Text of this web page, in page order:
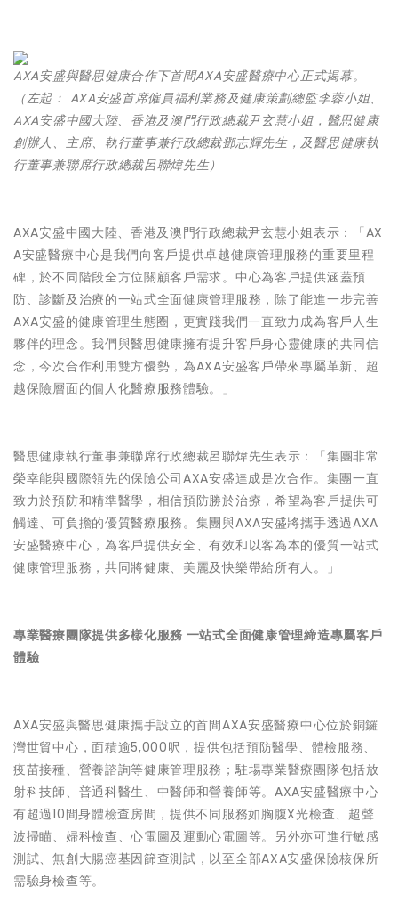
AXA安盛與醫思健康合作下首間AXA安盛醫療中心正式揭幕。
（左起： AXA安盛首席僱員福利業務及健康策劃總監李蓉小姐、
AXA安盛中國大陸、香港及澳門行政總裁尹玄慧小姐，醫思健康
創辦人、主席、執行董事兼行政總裁鄧志輝先生，及醫思健康執
行董事兼聯席行政總裁呂聯煒先生）
AXA安盛中國大陸、香港及澳門行政總裁尹玄慧小姐表示：「AX
A安盛醫療中心是我們向客戶提供卓越健康管理服務的重要里程
碑，於不同階段全方位關顧客戶需求。中心為客戶提供涵蓋預
防、診斷及治療的一站式全面健康管理服務，除了能進一步完善
AXA安盛的健康管理生態圈，更實踐我們一直致力成為客戶人生
夥伴的理念。我們與醫思健康擁有提升客戶身心靈健康的共同信
念，今次合作利用雙方優勢，為AXA安盛客戶帶來專屬革新、超
越保險層面的個人化醫療服務體驗。」
醫思健康執行董事兼聯席行政總裁呂聯煒先生表示：「集團非常
榮幸能與國際領先的保險公司AXA安盛達成是次合作。集團一直
致力於預防和精準醫學，相信預防勝於治療，希望為客戶提供可
觸達、可負擔的優質醫療服務。集團與AXA安盛將攜手透過AXA
安盛醫療中心，為客戶提供安全、有效和以客為本的優質一站式
健康管理服務，共同將健康、美麗及快樂帶給所有人。」
專業醫療團隊提供多樣化服務 一站式全面健康管理締造專屬客戶
體驗
AXA安盛與醫思健康攜手設立的首間AXA安盛醫療中心位於銅鑼
灣世貿中心，面積逾5,000呎，提供包括預防醫學、體檢服務、
疫苗接種、營養諮詢等健康管理服務；駐場專業醫療團隊包括放
射科技師、普通科醫生、中醫師和營養師等。AXA安盛醫療中心
有超過10間身體檢查房間，提供不同服務如胸腹X光檢查、超聲
波掃瞄、婦科檢查、心電圖及運動心電圖等。另外亦可進行敏感
測試、無創大腸癌基因篩查測試，以至全部AXA安盛保險核保所
需驗身檢查等。